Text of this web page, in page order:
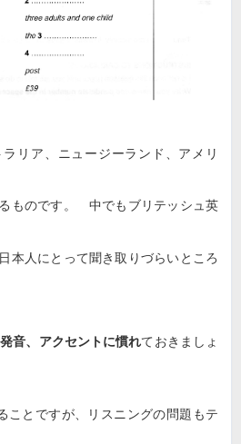
リア、ニュージーランド、アメリ
ものです。 中でもブリテッシュ英
本人にとって聞き取りづらいところ
音、アクセントに慣れておきましょ
ことですが、リスニングの問題もテ